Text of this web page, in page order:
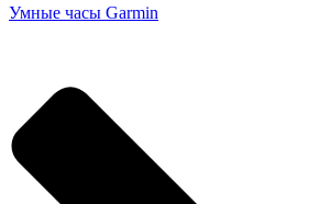
Умные часы Garmin